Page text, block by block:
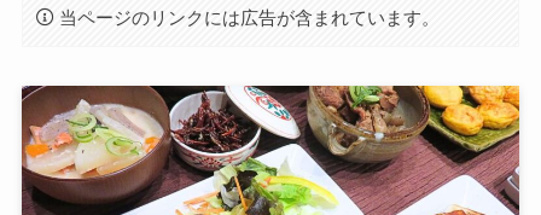
当ページのリンクには広告が含まれています。